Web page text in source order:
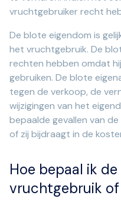
vruchtgebruiker recht
De blote eigendom is
het vruchtgebruik. De
rechten hebben omdat
gebruiken. De blote
tegen de verkoop, de
wijzigingen van het
bepaalde gevallen van
of zij bijdraagt in de
Hoe bepaal ik
vruchtgebruik